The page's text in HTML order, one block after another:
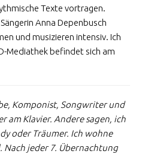
Texte vortragen.
Anna Depenbusch
und musizieren intensiv. Ich
Mediathek befindet sich am
Komponist, Songwriter und
am Klavier. Andere sagen, ich
oder Träumer. Ich wohne
Nach jeder 7. Übernachtung